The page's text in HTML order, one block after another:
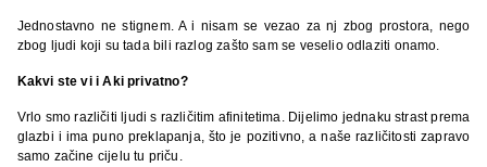
Jednostavno ne stignem. A i nisam se vezao za nj zbog prostora, nego
zbog ljudi koji su tada bili razlog zašto sam se veselio odlaziti onamo.
Kakvi ste vi i Aki privatno?
Vrlo smo različiti ljudi s različitim afinitetima. Dijelimo jednaku strast prema
glazbi i ima puno preklapanja, što je pozitivno, a naše različitosti zapravo
samo začine cijelu tu priču.